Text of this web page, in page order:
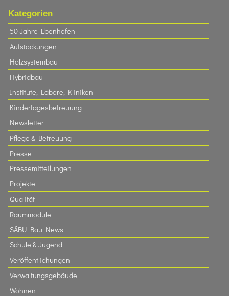
Kategorien
50 Jahre Ebenhofen
Aufstockungen
Holzsystembau
Hybridbau
Institute, Labore, Kliniken
Kindertagesbetreuung
Newsletter
Pflege & Betreuung
Presse
Pressemitteilungen
Projekte
Qualität
Raummodule
SÄBU Bau News
Schule & Jugend
Veröffentlichungen
Verwaltungsgebäude
Wohnen